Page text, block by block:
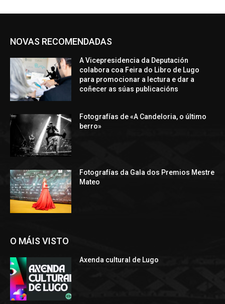
NOVAS RECOMENDADAS
A Vicepresidencia da Deputación
colabora coa Feira do Libro de Lugo
para promocionar a lectura e dar a
coñecer as súas publicacións
Fotografías de «A Candeloria, o último
berro»
Fotografías da Gala dos Premios Mestre
Mateo
O MÁIS VISTO
Axenda cultural de Lugo